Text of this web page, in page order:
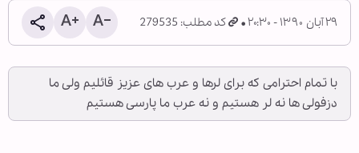
۲۹ آبان ۱۳۹۰ - ۲۰:۳۰ کد مطلب: 279535
با تمام احترامی که برای لرها و عرب های عزیز قائلیم ولی ما
دزفولی ها نه لر هستیم و نه عرب ما پارسی هستیم